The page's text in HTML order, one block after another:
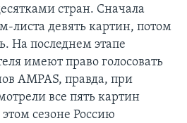
стран. Сначала
листа девять картин, потом
На последнем этапе
имеют право голосовать
AMPAS, правда, при
все пять картин
сезоне Россию